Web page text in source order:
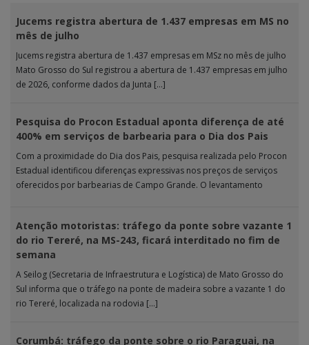
Jucems registra abertura de 1.437 empresas em MS no
mês de julho
Jucems registra abertura de 1.437 empresas em MSz no mês de julho
Mato Grosso do Sul registrou a abertura de 1.437 empresas em julho
de 2026, conforme dados da Junta […]
Pesquisa do Procon Estadual aponta diferença de até
400% em serviços de barbearia para o Dia dos Pais
Com a proximidade do Dia dos Pais, pesquisa realizada pelo Procon
Estadual identificou diferenças expressivas nos preços de serviços
oferecidos por barbearias de Campo Grande. O levantamento
Atenção motoristas: tráfego da ponte sobre vazante 1
do rio Tereré, na MS-243, ficará interditado no fim de
semana
A Seilog (Secretaria de Infraestrutura e Logística) de Mato Grosso do
Sul informa que o tráfego na ponte de madeira sobre a vazante 1 do
rio Tereré, localizada na rodovia […]
Corumbá: tráfego da ponte sobre o rio Paraguai, na